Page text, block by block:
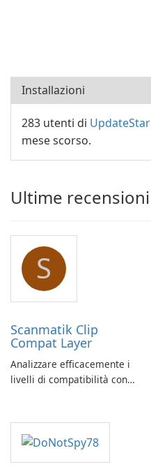
Installazioni
283 utenti di UpdateStar
mese scorso.
Ultime recensioni
S
Scanmatik Clip
Compat Layer
Analizzare efficacemente i
livelli di compatibilità con